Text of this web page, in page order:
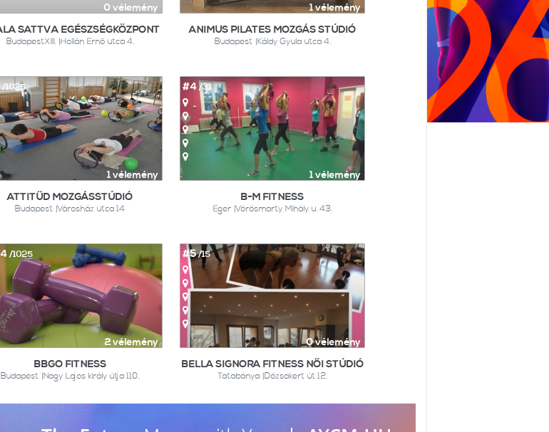
0 vélemény
SATTVA EGÉSZSÉGKÖZPONT
BudapestXIII. |Hollán Ernő utca 4.
1 vélemény
ANIMUS PILATES MOZGÁS STÚDIÓ
Budapest |Káldy Gyula utca 4.
1 vélemény
/1025
ATTITŰD MOZGÁSSTÚDIÓ
Budapest |Városház utca 14
1 vélemény
#4/31
B-M FITNESS
Eger |Vörösmarty Mihály u. 43.
2 vélemény
/1025
BBGO FITNESS
Budapest |Nagy Lajos király útja 110.
0 vélemény
#5/15
BELLA SIGNORA FITNESS NŐI STÚDIÓ
Tatabánya |Dózsakert út 12.